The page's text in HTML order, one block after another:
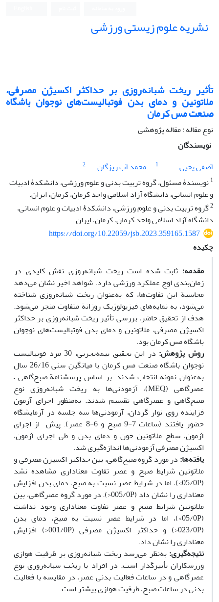
نشریه علوم زیستی ورزشی
تأثیر ریخت شبانه‌روزی بر حداکثر اکسیژن مصرفی،
ملاتونین و دمای بدن فوتبالیست‌های نوجوان باشگاه
صنعت مس کرمان
نوع مقاله : مقاله پژوهشی
نویسندگان
آصفی یحیی
1 محمد آب ریزگان
2
1نویسندۀ مسئول، گروه تربیت بدنی و علوم ورزشی، دانشکدۀ ادبیات
و علوم انسانی، دانشگاه آزاد اسلامی واحد کرمان، کرمان، ایران.
2گروه تربیت بدنی و علوم ورزشی، دانشکدۀ ادبیات و علوم انسانی،
دانشگاه آزاد اسلامی واحد کرمان، کرمان، ایران.
https://doi.org/10.22059/jsb.2023.359165.1587
چکیده
مقدمه: ثابت شده است ریخت شبانه‌روزی نقش کلیدی در
زمان‌بندی اوج عملکرد ورزشی دارد. شواهد اخیر نشان می‌‌دهد
محاسبة این تفاوت‌‌ها، که به‌عنوان ریخت شبانه‌روزی شناخته
می‌شود، به نمایه‌‌های فیزیولوژیک روزانة متفاوت منجر می‌‌شود.
هدف از تحقیق حاضر، بررسی تأثیر ریخت شبانه‌روزی بر حداکثر
اکسیژن مصرفی، ملاتونین و دمای بدن فوتبالیست‌های نوجوان
باشگاه مس کرمان بود.
روش پژوهش:
در این تحقیق نیمه‌تجربی، 30 مرد فوتبالیست
نوجوان باشگاه صنعت مس کرمان با میانگین سنی 26/16 سال
به‌عنوان نمونه انتخاب شدند. بر اساس پرسشنامة صبح‌گاهی –
عصر‌گاهی (MEQ)، آزمودنی‌ها به ریخت شبانه‌روزی نوع
صبح‌گاهی و عصر‌گاهی تقسیم شدند. به‌منظور اجرای آزمون
فزاینده روی نوار گردان، آزمودنی‌ها سه جلسه در آزمایشگاه
حضور یافتند (ساعات 7-9 صبح و 6-8 عصر). پیش از اجرای
آزمون، سطح ملاتونین خون و دمای بدن و طی اجرای آزمون،
اکسیژن مصرفی آزمودنی‌ها اندازه‌گیری شد.
یافته‌ها: در مورد گروه صبح‌گاهی، بین حداکثر اکسیژن مصرفی و
ملاتونین شرایط صبح و عصر تفاوت معناداری مشاهده نشد
(05/0P>)، اما در شرایط عصر نسبت به صبح، دمای بدن افزایش
معناداری را نشان داد (005/0P<). در مورد گروه عصر‌گاهی، بین
ملاتونین شرایط صبح و عصر تفاوت معناداری وجود نداشت
(05/0P>)، اما در شرایط عصر نسبت به صبح، دمای بدن
(023/0P<) و حداکثر اکسیژن مصرفی (001/0P<) افزایش
معناداری را نشان داد.
نتیجه‌گیری:به‌نظر می‌رسد ریخت شبانه‌روزی بر ظرفیت هوازی
ورزشکاران تأثیرگذار است. در افراد با ریخت شبانه‌روزی نوع
عصرگاهی و در ساعات فعالیت بدنی عصر، در مقایسه با فعالیت
بدنی در ساعات صبح، ظرفیت هوازی بیشتر است.